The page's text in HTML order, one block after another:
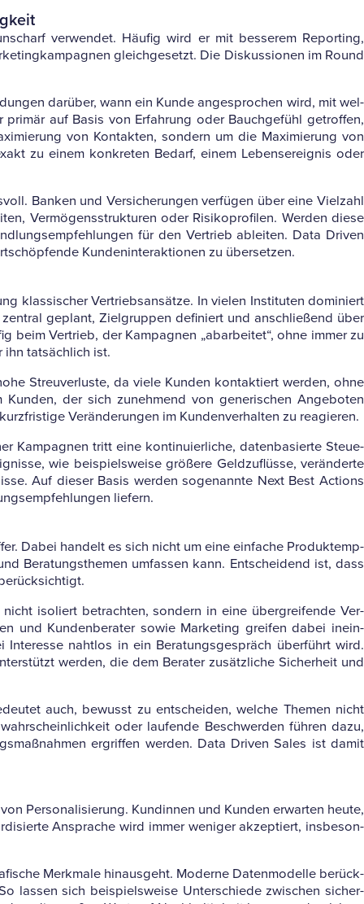
ver­wendet. Häufig wird er mit bes­serem Reporting,
gleich­ge­setzt. Die Dis­kus­sionen im Round
dar­über, wann ein Kunde ange­spro­chen wird, mit wel­
auf Basis von Erfah­rung oder Bauch­ge­fühl getroffen,
von Kon­takten, son­dern um die Maxi­mie­rung von
zu einem kon­kreten Bedarf, einem Lebens­er­eignis oder
Banken und Ver­si­che­rungen ver­fügen über eine Viel­zahl
Ver­mö­gens­struk­turen oder Risi­ko­pro­filen. Werden diese
für den Ver­trieb ableiten. Data Driven
Kun­den­in­ter­ak­tionen zu übersetzen.
klas­si­scher Ver­triebs­an­sätze. In vielen Insti­tuten domi­niert
geplant, Ziel­gruppen defi­niert und anschlie­ßend über
Ver­trieb, der Kam­pa­gnen „abar­beitet“, ohne immer zu
tat­säch­lich ist.
Streu­ver­luste, da viele Kunden kon­tak­tiert werden, ohne
der sich zuneh­mend von gene­ri­schen Ange­boten
Ver­än­de­rungen im Kun­den­ver­halten zu reagieren.
Kam­pa­gnen tritt eine kon­ti­nu­ier­liche, daten­ba­sierte Steue­
wie bei­spiels­weise grö­ßere Geld­zu­flüsse, ver­än­derte
Auf dieser Basis werden soge­nannte Next Best Actions
liefern.
Dabei han­delt es sich nicht um eine ein­fache Pro­dukt­emp­
Bera­tungs­themen umfassen kann. Ent­schei­dend ist, dass
iso­liert betrachten, son­dern in eine über­grei­fende Ver­
und Kun­den­be­rater sowie Mar­ke­ting greifen dabei inein­
nahtlos in ein Bera­tungs­ge­spräch über­führt wird.
werden, die dem Berater zusätz­liche Sicher­heit und
auch, bewusst zu ent­scheiden, welche Themen nicht
oder lau­fende Beschwerden führen dazu,
ergriffen werden. Data Driven Sales ist damit
Per­so­na­li­sie­rung. Kun­dinnen und Kunden erwarten heute,
Ansprache wird immer weniger akzep­tiert, ins­be­son­
Merk­male hin­aus­geht. Moderne Daten­mo­delle berück­
lassen sich bei­spiels­weise Unter­schiede zwi­schen sicher­